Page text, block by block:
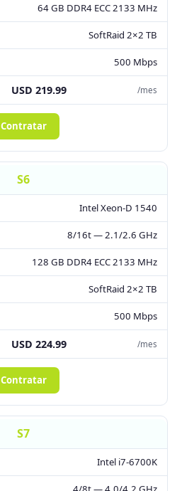
64 GB DDR4 ECC 2133 MHz
SoftRaid 2×2 TB
500 Mbps
USD 219.99 /mes
Contratar
S6
Intel Xeon-D 1540
8/16t — 2.1/2.6 GHz
128 GB DDR4 ECC 2133 MHz
SoftRaid 2×2 TB
500 Mbps
USD 224.99 /mes
Contratar
S7
Intel i7-6700K